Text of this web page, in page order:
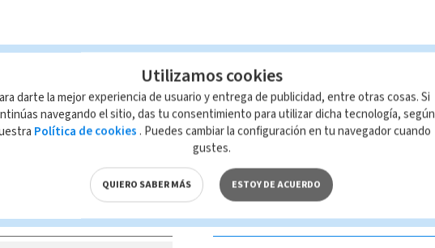
de esta página, mismo que es propiedad de TELEDIARIO; su reproducción no
MÁS VIDEOS
Utilizamos cookies
darte la mejor experiencia de usuario y entrega de publicidad, entre otras cosas. Si
navegando el sitio, das tu consentimiento para utilizar dicha tecnología, según
Política de cookies . Puedes cambiar la configuración en tu navegador cuando
gustes.
QUIERO SABER MÁS ESTOY DE ACUERDO